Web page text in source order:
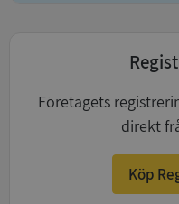
Företagets
direkt
Köp